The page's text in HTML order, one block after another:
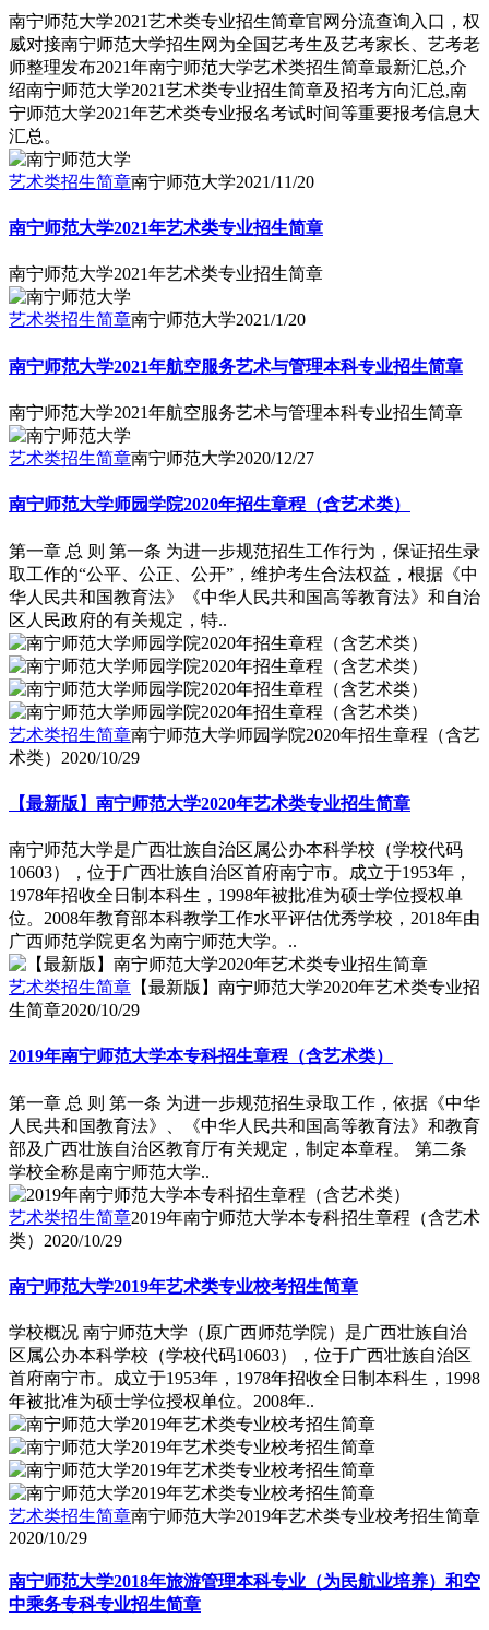
南宁师范大学2021艺术类专业招生简章官网分流查询入口，权
威对接南宁师范大学招生网为全国艺考生及艺考家长、艺考老
师整理发布2021年南宁师范大学艺术类招生简章最新汇总,介
绍南宁师范大学2021艺术类专业招生简章及招考方向汇总,南
宁师范大学2021年艺术类专业报名考试时间等重要报考信息大
汇总。
艺术类招生简章南宁师范大学2021/11/20
南宁师范大学2021年艺术类专业招生简章
南宁师范大学2021年艺术类专业招生简章
艺术类招生简章南宁师范大学2021/1/20
南宁师范大学2021年航空服务艺术与管理本科专业招生简章
南宁师范大学2021年航空服务艺术与管理本科专业招生简章
艺术类招生简章南宁师范大学2020/12/27
南宁师范大学师园学院2020年招生章程（含艺术类）
第一章 总 则 第一条 为进一步规范招生工作行为，保证招生录
取工作的“公平、公正、公开”，维护考生合法权益，根据《中
华人民共和国教育法》《中华人民共和国高等教育法》和自治
区人民政府的有关规定，特..
艺术类招生简章南宁师范大学师园学院2020年招生章程（含艺
术类） 2020/10/29
【最新版】南宁师范大学2020年艺术类专业招生简章
南宁师范大学是广西壮族自治区属公办本科学校（学校代码
10603），位于广西壮族自治区首府南宁市。成立于1953年，
1978年招收全日制本科生，1998年被批准为硕士学位授权单
位。2008年教育部本科教学工作水平评估优秀学校，2018年由
广西师范学院更名为南宁师范大学。..
艺术类招生简章 【最新版】南宁师范大学2020年艺术类专业招
生简章2020/10/29
2019年南宁师范大学本专科招生章程（含艺术类）
第一章 总 则 第一条 为进一步规范招生录取工作，依据《中华
人民共和国教育法》、《中华人民共和国高等教育法》和教育
部及广西壮族自治区教育厅有关规定，制定本章程。 第二条
学校全称是南宁师范大学..
艺术类招生简章2019年南宁师范大学本专科招生章程（含艺术
类） 2020/10/29
南宁师范大学2019年艺术类专业校考招生简章
学校概况 南宁师范大学（原广西师范学院）是广西壮族自治
区属公办本科学校（学校代码10603），位于广西壮族自治区
首府南宁市。成立于1953年，1978年招收全日制本科生，1998
年被批准为硕士学位授权单位。2008年..
艺术类招生简章南宁师范大学2019年艺术类专业校考招生简章
2020/10/29
南宁师范大学2018年旅游管理本科专业（为民航业培养）和空
中乘务专科专业招生简章